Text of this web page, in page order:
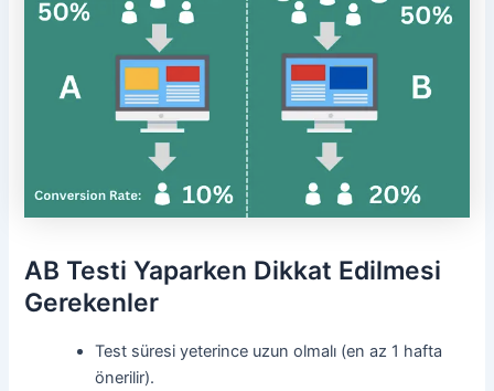
AB Testi Yaparken Dikkat Edilmesi
Gerekenler
Test süresi yeterince uzun olmalı (en az 1 hafta
önerilir).